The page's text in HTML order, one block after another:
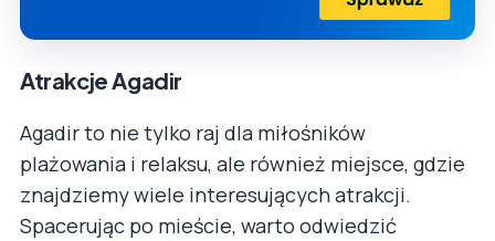
Atrakcje Agadir
Agadir to nie tylko raj dla miłośników
plażowania i relaksu, ale również miejsce, gdzie
znajdziemy wiele interesujących atrakcji.
Spacerując po mieście, warto odwiedzić